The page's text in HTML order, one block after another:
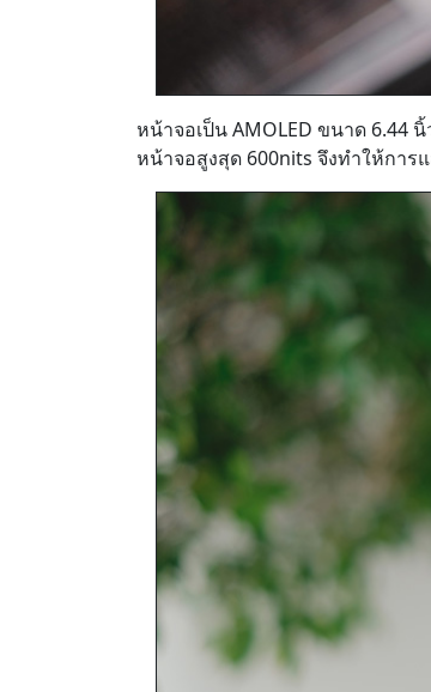
หน้าจอเป็น AMOLED ขนาด 6.44
หน้าจอสูงสุด 600nits จึงทำให้กา